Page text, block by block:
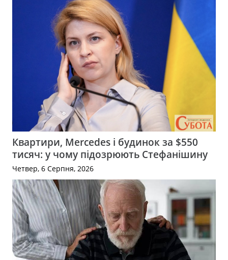
Квартири, Mercedes і будинок за $550
тисяч: у чому підозрюють Стефанішину
Четвер, 6 Серпня, 2026